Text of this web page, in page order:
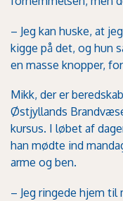
– Jeg kan huske, at
kigge på det, og hun
en masse knopper,
Mikk, der er
Østjyllands
kursus. I løbet af
han mødte ind
arme og ben.
– Jeg ringede hjem